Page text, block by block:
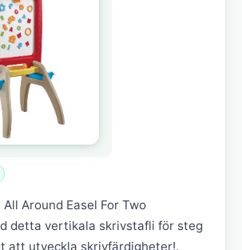
Around Easel For Two
detta vertikala skrivstafli för steg
att utveckla skrivfärdigheter!.